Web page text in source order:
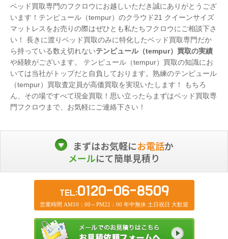
ベッド買取専門のフクロウにお越しいただき誠にありがとうござ
います！テンピュール（tempur）のクラウド21 クイーンサイズ
マットレスをお売りの際はぜひとも私たちフクロウにご相談下さ
い！ 長きに渡りベッド買取のみに特化したベッド買取専門だか
ら持っている数え切れないテンピュール（tempur）買取の実績
や経験がございます。 テンピュール（tempur）買取の知識にお
いては当社がトップだと自負しております。熟練のテンピュール
（tempur）買取査定員が高価買取を実現いたします！ もちろ
ん、その場ですべて現金買取！思い立ったらまずはベッド買取専
門フクロウまで、お気軽にご連絡下さい！
まずはお気軽にお電話か
メールにて簡単見積り
TEL:0120-06-8509
営業時間 AM10：00～PM22：00 年中無休 土日祝日 大歓迎